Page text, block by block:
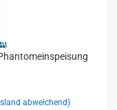
abweichend)